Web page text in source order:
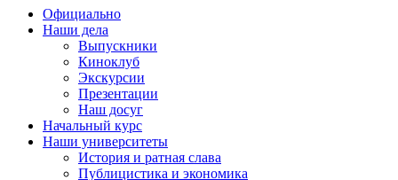
Официально
Наши дела
Выпускники
Киноклуб
Экскурсии
Презентации
Наш досуг
Начальный курс
Наши университеты
История и ратная слава
Публицистика и экономика